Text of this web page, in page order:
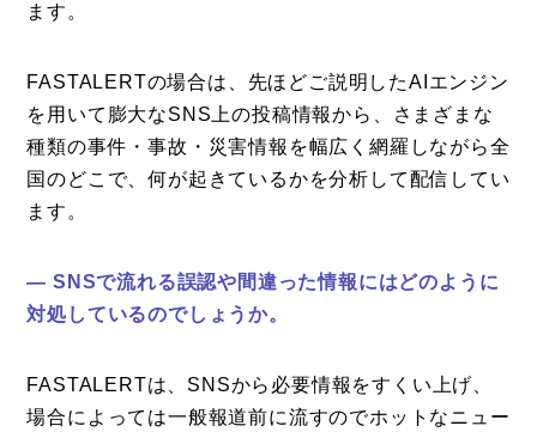
ます。
FASTALERTの場合は、先ほどご説明したAIエンジン
を用いて膨大なSNS上の投稿情報から、さまざまな
種類の事件・事故・災害情報を幅広く網羅しながら全
国のどこで、何が起きているかを分析して配信してい
ます。
― SNSで流れる誤認や間違った情報にはどのように
対処しているのでしょうか。
FASTALERTは、SNSから必要情報をすくい上げ、
場合によっては一般報道前に流すのでホットなニュー